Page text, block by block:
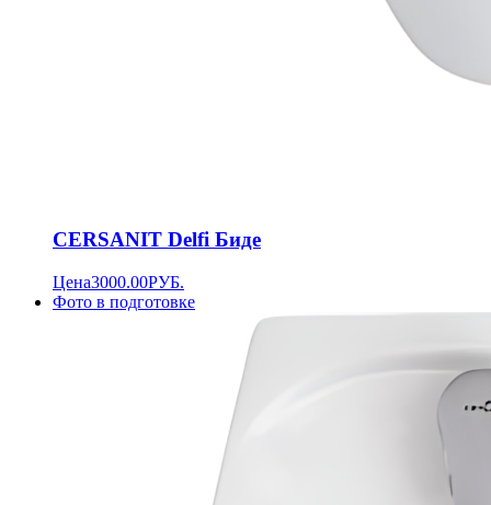
CERSANIT Delfi Биде
Цена3000.00РУБ.
Фото в подготовке